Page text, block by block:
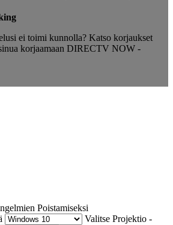
ei toimi kunnolla? Katso korjaukset
korjaamaan DIRECTV NOW -
Poistamiseksi
Valitse Projektio -